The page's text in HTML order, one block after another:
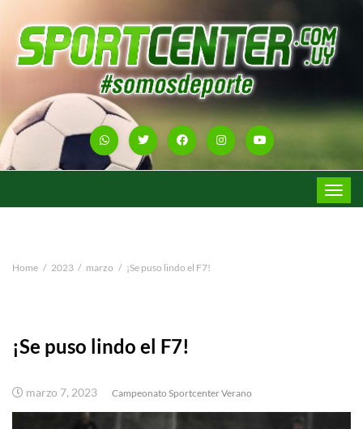
Toggle
Home 2023 marzo ¡Se puso lindo el F7!
¡Se puso lindo el F7!
marzo 7, 2023 Campeonato Sportcenter Verano